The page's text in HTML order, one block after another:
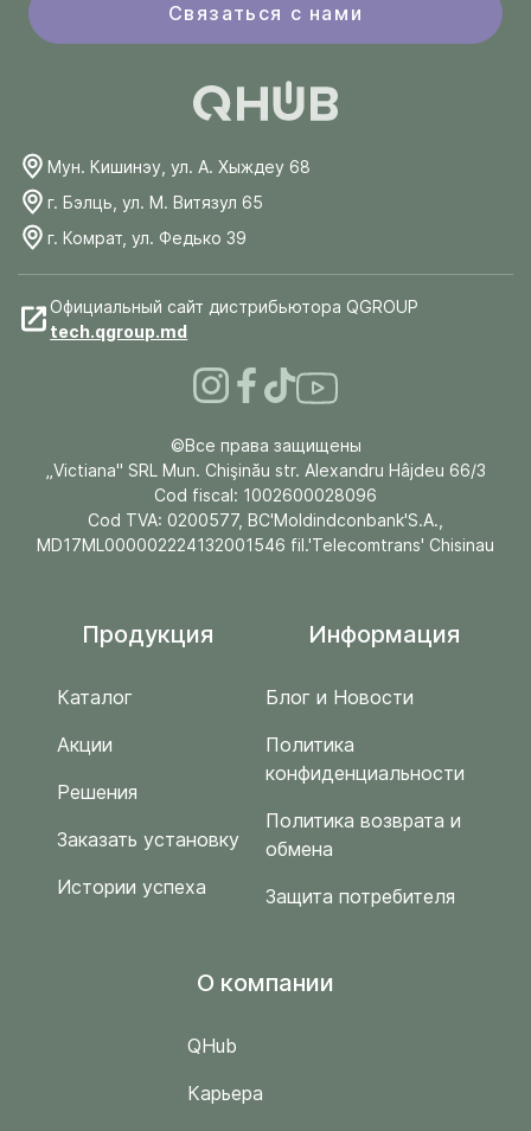
Связаться с нами
Мун. Кишинэу, ул. А. Хыждеу 68
г. Бэлць, ул. М. Витязул 65
г. Комрат, ул. Федько 39
Официальный сайт дистрибьютора QGROUP
tech.qgroup.md
©Все права защищены
„Victiana" SRL Mun. Chişinău str. Alexandru Hâjdeu 66/3
Cod fiscal: 1002600028096
Cod TVA: 0200577, BC'Moldindconbank'S.A.,
MD17ML000002224132001546 fil.'Telecomtrans' Chisinau
Продукция
Каталог
Акции
Решения
Заказать установку
Истории успеха
Информация
Блог и Новости
Политика
конфиденциальности
Политика возврата и
обмена
Защита потребителя
O компании
QHub
Карьера